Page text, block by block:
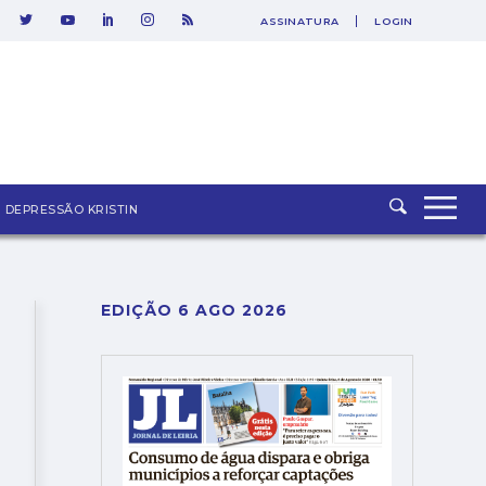
SAIR
ASSINATURA LOGIN
DEPRESSÃO KRISTIN
EDIÇÃO 6 AGO 2026